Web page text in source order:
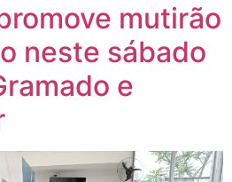
mutirão
neste sábado
e